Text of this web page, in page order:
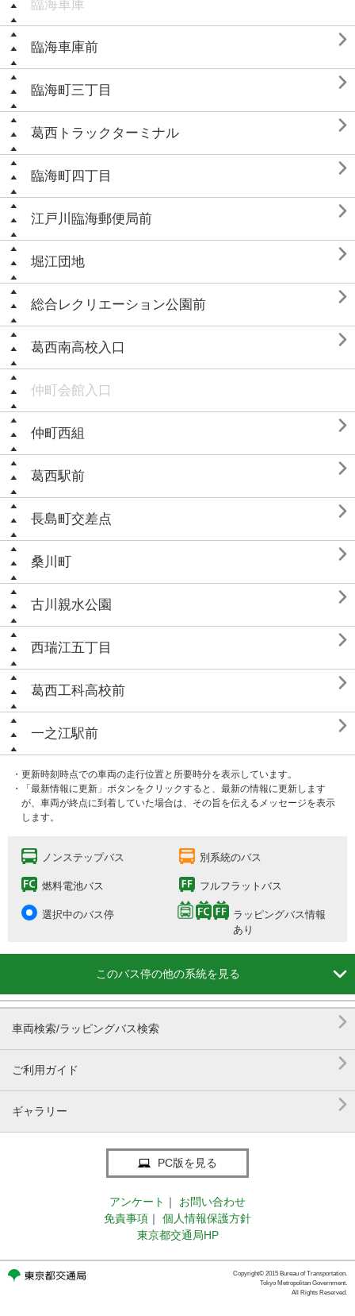
臨海車庫
臨海車庫前 
臨海町三丁目 
葛西トラックターミナル 
臨海町四丁目 
江戸川臨海郵便局前 
堀江団地 
総合レクリエーション公園前 
葛西南高校入口 
仲町会館入口
仲町西組 
葛西駅前 
長島町交差点 
桑川町 
古川親水公園 
西瑞江五丁目 
葛西工科高校前 
一之江駅前 
・更新時刻時点での車両の走行位置と所要時分を表示しています。
・「最新情報に更新」ボタンをクリックすると、最新の情報に更新します
が、車両が終点に到着していた場合は、その旨を伝えるメッセージを表示
します。
ノンステップバス 別系統のバス
燃料電池バス フルフラットバス
選択中のバス停
ラッピングバス情報
あり
このバス停の他の系統を見る 
車両検索/ラッピングバス検索 
ご利用ガイド 
ギャラリー 
PC版を見る
アンケート ｜
お問い合わせ
免責事項 ｜
個人情報保護方針
東京都交通局HP
Copyright© 2015 Bureau of Transportation.
Tokyo Metropolitan Government.
All Rights Reserved.